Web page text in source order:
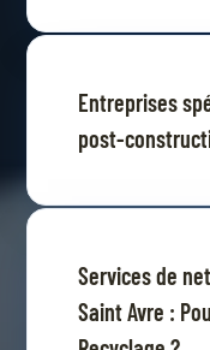
Entreprises
post-
Services de
Saint Avre :